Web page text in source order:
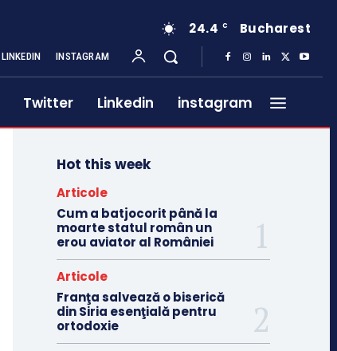
24.4 C Bucharest
LINKEDIN INSTAGRAM
Twitter Linkedin instagram
Hot this week
Articole
Cum a batjocorit până la
moarte statul român un
erou aviator al României
Articole
Franţa salvează o biserică
din Siria esenţială pentru
ortodoxie